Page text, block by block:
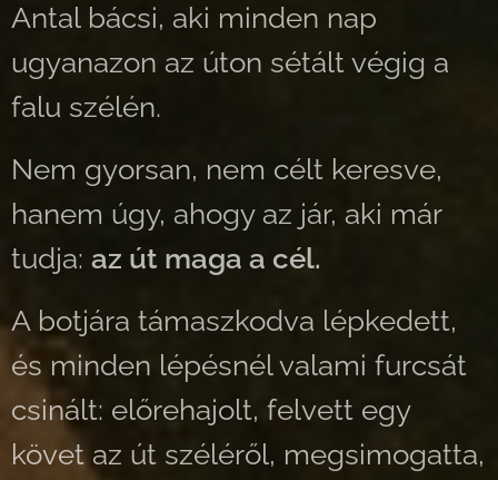
Antal bácsi, aki minden nap
ugyanazon az úton sétált végig a
falu szélén.
Nem gyorsan, nem célt keresve,
hanem úgy, ahogy az jár, aki már
tudja: az út maga a cél.
A botjára támaszkodva lépkedett,
és minden lépésnél valami furcsát
csinált: előrehajolt, felvett egy
követ az út széléről, megsimogatta,